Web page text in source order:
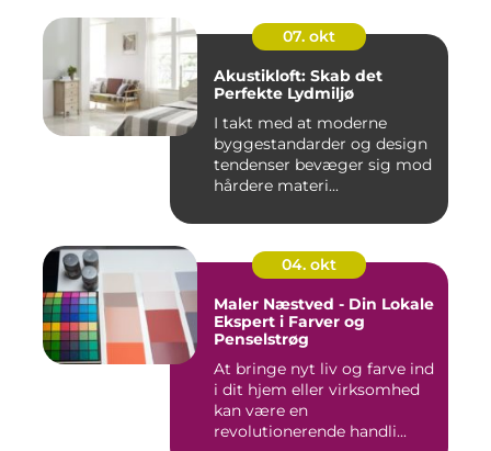
07. okt
Akustikloft: Skab det
Perfekte Lydmiljø
I takt med at moderne
byggestandarder og design
tendenser bevæger sig mod
hårdere materi...
04. okt
Maler Næstved - Din Lokale
Ekspert i Farver og
Penselstrøg
At bringe nyt liv og farve ind
i dit hjem eller virksomhed
kan være en
revolutionerende handli...